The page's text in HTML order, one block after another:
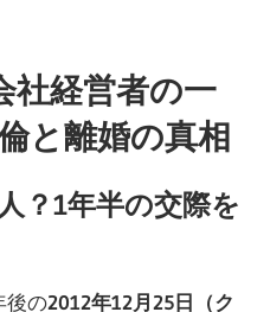
社経営者の一
と離婚の真相
？1年半の交際を
後の2012年12月25日（ク